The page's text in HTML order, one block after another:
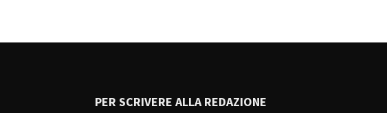
PER SCRIVERE ALLA REDAZIONE